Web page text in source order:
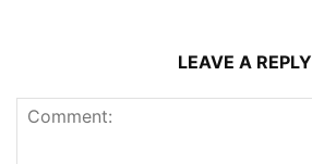
LEAVE A REPLY